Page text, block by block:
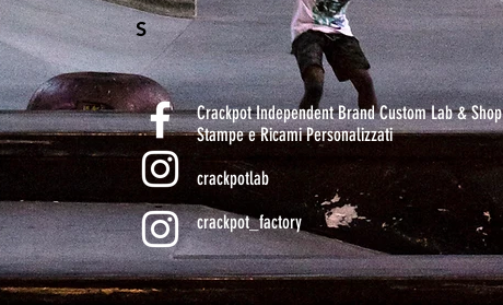
S
Crackpot Independent Brand Custom Lab & Shop
Stampe e Ricami Personalizzati
crackpotlab
crackpot_factory